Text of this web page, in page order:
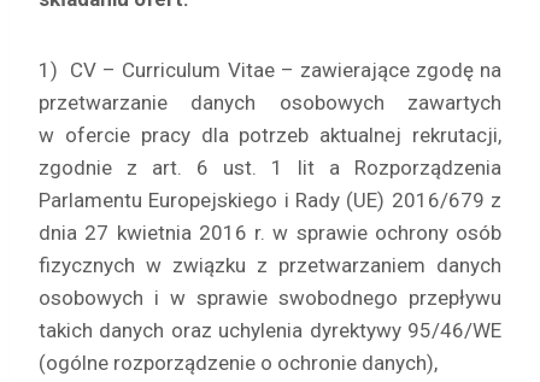
1) CV – Curriculum Vitae – zawierające zgodę na
przetwarzanie danych osobowych zawartych
w ofercie pracy dla potrzeb aktualnej rekrutacji,
zgodnie z art. 6 ust. 1 lit a Rozporządzenia
Parlamentu Europejskiego i Rady (UE) 2016/679 z
dnia 27 kwietnia 2016 r. w sprawie ochrony osób
fizycznych w związku z przetwarzaniem danych
osobowych i w sprawie swobodnego przepływu
takich danych oraz uchylenia dyrektywy 95/46/WE
(ogólne rozporządzenie o ochronie danych),